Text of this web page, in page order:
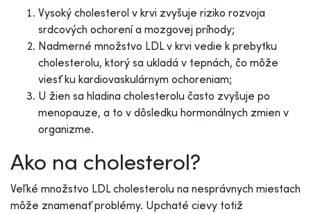
Vysoký cholesterol v krvi zvyšuje riziko rozvoja
srdcových ochorení a mozgovej príhody;
Nadmerné množstvo LDL v krvi vedie k prebytku
cholesterolu, ktorý sa ukladá v tepnách, čo môže
viesť ku kardiovaskulárnym ochoreniam;
U žien sa hladina cholesterolu často zvyšuje po
menopauze, a to v dôsledku hormonálnych zmien v
organizme.
Ako na cholesterol?
Veľké množstvo LDL cholesterolu na nesprávnych miestach
môže znamenať problémy. Upchaté cievy totiž